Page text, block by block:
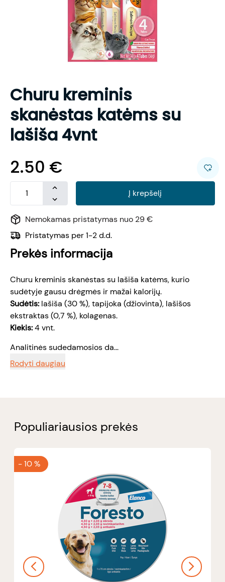
Churu kreminis
skanėstas katėms su
lašiša 4vnt
2.50 €
Į krepšelį
Nemokamas pristatymas nuo 29 €
Pristatymas per 1-2 d.d.
Prekės informacija
Churu kreminis skanėstas su lašiša katėms, kurio
sudėtyje gausu drėgmės ir mažai kalorijų.
Sudėtis: lašiša (30 %), tapijoka (džiovinta), lašišos
ekstraktas (0,7 %), kolagenas.
Kiekis:4 vnt.
Analitinės sudedamosios da...
Rodyti daugiau
Populiariausios prekės
-10 %